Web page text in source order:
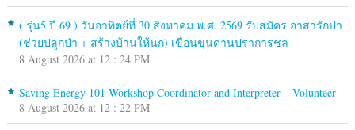
( รุ่น5 ปี 69 ) วันอาทิตย์ที่ 30 สิงหาคม พ.ศ. 2569 รับสมัคร อาสารักป่า
(ช่วยปลูกป่า + สร้างบ้านให้นก) เขื่อนขุนด่านปราการชล
8 August 2026 at 12 : 24 PM
Saving Energy 101 Workshop Coordinator and Interpreter – Volunteer
8 August 2026 at 12 : 22 PM